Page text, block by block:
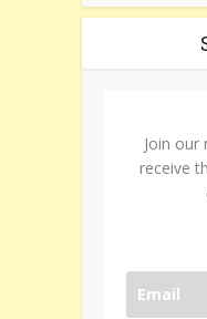
Join
receive